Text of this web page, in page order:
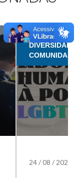
24/08/ 2023